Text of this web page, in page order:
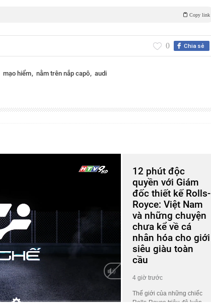
Copy link
Chia sẻ
0
mạo hiểm nằm trên nắp capô audi
12 phút độc
quyền với Giám
đốc thiết kế Rolls-
Royce: Việt Nam
và những chuyện
chưa kể về cá
nhân hóa cho giới
siêu giàu toàn
cầu
4 giờ trước
Thế giới của những chiếc
Rolls-Royce triệu đô luôn